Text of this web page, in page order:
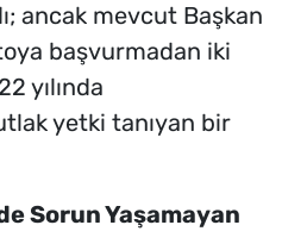
ancak mevcut Başkan
başvurmadan iki
yılında
yetki tanıyan bir
Sorun Yaşamayan